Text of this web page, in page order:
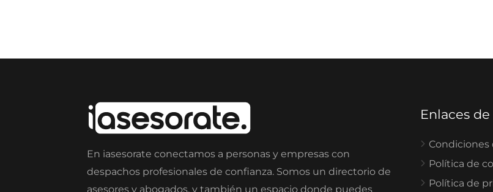
En iasesorate conectamos a personas y empresas con
despachos profesionales de confianza. Somos un directorio de
asesores y abogados, y también un espacio donde puedes
Enlaces
Condiciones
Política de
Política de